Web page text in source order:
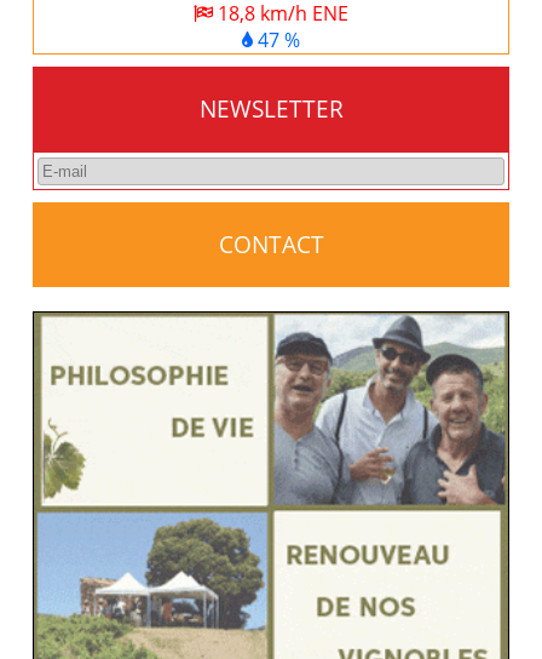
18,8 km/h ENE
47 %
NEWSLETTER
CONTACT